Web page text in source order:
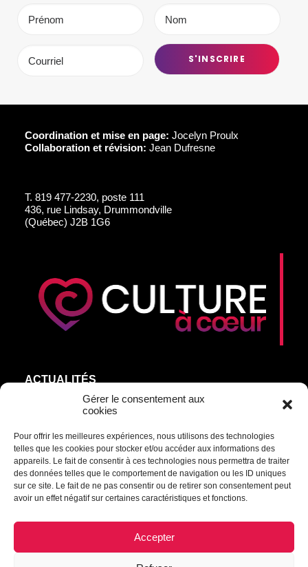
Gérer le consentement aux
cookies
Pour offrir les meilleures expériences, nous utilisons des technologies
telles que les cookies pour stocker et/ou accéder aux informations des
appareils. Le fait de consentir à ces technologies nous permettra de traiter
des données telles que le comportement de navigation ou les ID uniques
sur ce site. Le fait de ne pas consentir ou de retirer son consentement peut
avoir un effet négatif sur certaines caractéristiques et fonctions.
Accepter
Coordination et mise en page: Jocelyn Proulx
Collaboration et révision: Jean Dufresne
T. 819 477-2230, poste 111
436, rue Lindsay, Drummondville
(Québec) J2B 1G6
ACTUALITÉS
AGEND’ART
NOS ARTISTES
ÉDITIONS
S’ABONNER
Transmettre une information ou un commentaire :